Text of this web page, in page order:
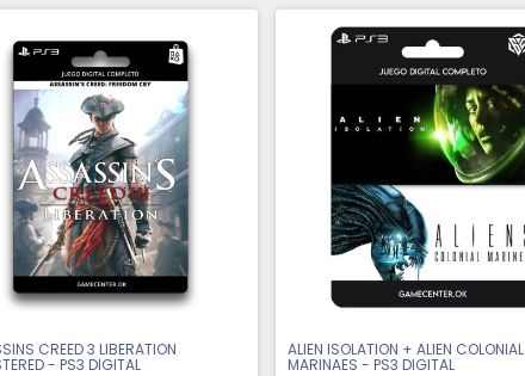
CREED 3 LIBERATION
- PS3 DIGITAL
ALIEN ISOLATION + ALIEN COLONIAL
MARINAES - PS3 DIGITAL